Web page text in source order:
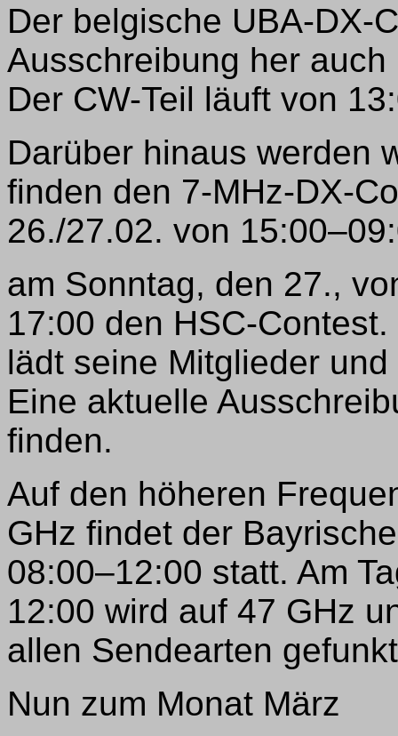
Der belgische UBA-DX-
Ausschreibung her
Der CW-Teil läuft von
Darüber hinaus werden
finden den 7-MHz-DX-
26./27.02. von
am Sonntag, den 27.,
17:00 den HSC-
lädt seine Mitglieder
Eine aktuelle
finden.
Auf den höheren
GHz findet der
08:00–12:00 statt. Am
12:00 wird auf 47 GHz
allen Sendearten
Nun zum Monat März